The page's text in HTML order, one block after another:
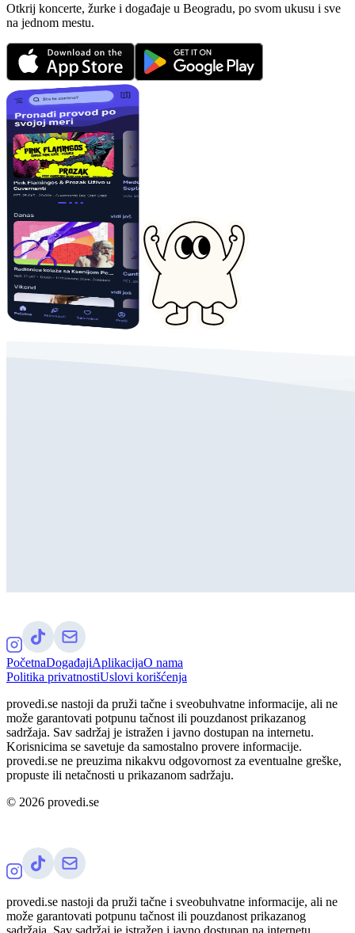
Otkrij koncerte, žurke i događaje u Beogradu, po svom ukusu i sve
na jednom mestu.
PočetnaDogađajiAplikacijaO nama
Politika privatnostiUslovi korišćenja
provedi.se nastoji da pruži tačne i sveobuhvatne informacije, ali ne
može garantovati potpunu tačnost ili pouzdanost prikazanog
sadržaja. Sav sadržaj je istražen i javno dostupan na internetu.
Korisnicima se savetuje da samostalno provere informacije.
provedi.se ne preuzima nikakvu odgovornost za eventualne greške,
propuste ili netačnosti u prikazanom sadržaju.
© 2026 provedi.se
provedi.se nastoji da pruži tačne i sveobuhvatne informacije, ali ne
može garantovati potpunu tačnost ili pouzdanost prikazanog
sadržaja. Sav sadržaj je istražen i javno dostupan na internetu.